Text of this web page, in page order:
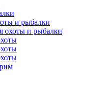
и рыбалки
и рыбалки